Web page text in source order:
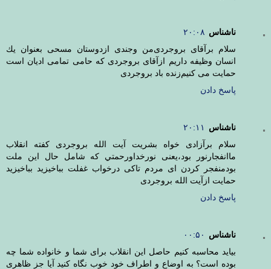
ناشناس ۲۰:۰۸
سلام برآقاى بروجردى من وجندى ازدوستان مسحى بعنوان يك
انسان وظيفه داريم ازآقاى بروجردى كه حامى تمامى اديان است
حمايت مى كنيم زنده باد بروجردى
پاسخ دادن
ناشناس
۲۰:۱۱
سلام برآزادى خواه بشريت آيت الله بروجردى كفته انقلاب
ماانفجارنور بود،يعنى نورخداورحمتي كه شامل حال اين ملت
بودمنفجر كردن اى مردم تاكى درخواب غفلت بباخيزيد بباخيزيد
حمايت ازآيت الله بروجردى
پاسخ دادن
ناشناس
۰۰:۵۰
بیاید محاسبه کنیم حاصل این انقلاب برای شما و خانواده شما چه
بوده است؟ به اوضاع و اطراف خود خوب نگاه کنید آیا جز ظاهری